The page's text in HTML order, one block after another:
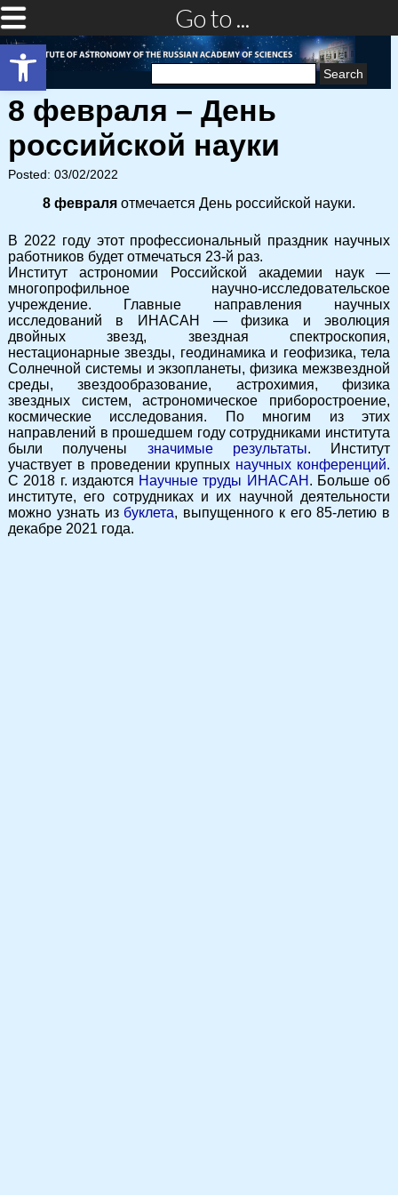
Open toolbar
Go to ...
Search
8 февраля – День
российской науки
Posted: 03/02/2022
8 февраля отмечается День российской науки.
В 2022 году этот профессиональный праздник научных
работников будет отмечаться 23-й раз.
Институт астрономии Российской академии наук —
многопрофильное научно-исследовательское
учреждение. Главные направления научных
исследований в ИНАСАН — физика и эволюция
двойных звезд, звездная спектроскопия,
нестационарные звезды, геодинамика и геофизика, тела
Солнечной системы и экзопланеты, физика межзвездной
среды, звездообразование, астрохимия, физика
звездных систем, астрономическое приборостроение,
космические исследования. По многим из этих
направлений в прошедшем году сотрудниками института
были получены значимые результаты. Институт
участвует в проведении крупных научных конференций.
С 2018 г. издаются Научные труды ИНАСАН . Больше об
институте, его сотрудниках и их научной деятельности
можно узнать из буклета, выпущенного к его 85-летию в
декабре 2021 года.